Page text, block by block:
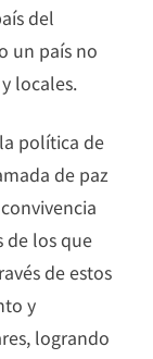
del
un país no
locales.
política de
de paz
de los que
de estos
y
logrando